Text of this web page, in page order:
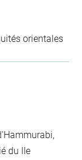
orientales
du IIe